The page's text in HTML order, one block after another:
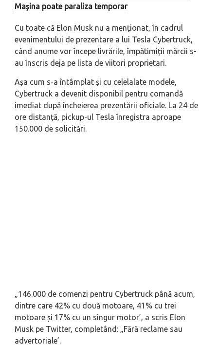
Mașina poate paraliza temporar
Cu toate că Elon Musk nu a menționat, în cadrul
evenimentului de prezentare a lui Tesla Cybertruck,
când anume vor începe livrările, împătimiții mărcii s-
au înscris deja pe lista de viitori proprietari.
Așa cum s-a întâmplat și cu celelalate modele,
Cybertruck a devenit disponibil pentru comandă
imediat după încheierea prezentării oficiale. La 24 de
ore distanță, pickup-ul Tesla înregistra aproape
150.000 de solicitări.
„146.000 de comenzi pentru Cybertruck până acum,
dintre care 42% cu două motoare, 41% cu trei
motoare și 17% cu un singur motor’, a scris Elon
Musk pe Twitter, completând: „Fără reclame sau
advertoriale’.